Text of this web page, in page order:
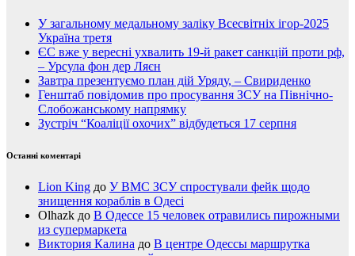
У загальному медальному заліку Всесвітніх ігор-2025
Україна третя
ЄС вже у вересні ухвалить 19-й ракет санкцій проти рф,
– Урсула фон дер Ляєн
Завтра презентуємо план дій Уряду, – Свириденко
Генштаб повідомив про просування ЗСУ на Північно-
Слобожанському напрямку
Зустріч “Коаліції охочих” відбудеться 17 серпня
Останні коментарі
Lion King до У ВМС ЗСУ спростували фейк щодо
знищення кораблів в Одесі
Olhazk до В Одессе 15 человек отравились пирожными
из супермаркета
Виктория Калина до В центре Одессы маршрутка